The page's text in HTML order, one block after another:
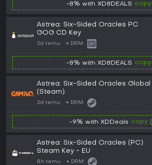
-8% with XD8DEALS copy
Astrea: Six-Sided Oracles PC
GOG CD Key
2d temu DRM:
-8% with XD8DEALS copy
Astrea: Six-Sided Oracles Global
(Steam)
2d temu DRM:
-9% with XDDeals copy
Astrea: Six-Sided Oracles (PC)
Steam Key - EU
8h temu DRM: